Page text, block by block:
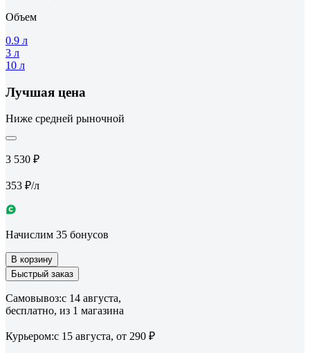
Объем
0.9 л
3 л
10 л
Лучшая цена
Ниже средней рыночной
3 530 ₽
353 ₽/л
Начислим 35 бонусов
В корзину
Быстрый заказ
Самовывоз:c 14 августа,
бесплатно, из 1 магазина
Курьером:c 15 августа, от 290 ₽